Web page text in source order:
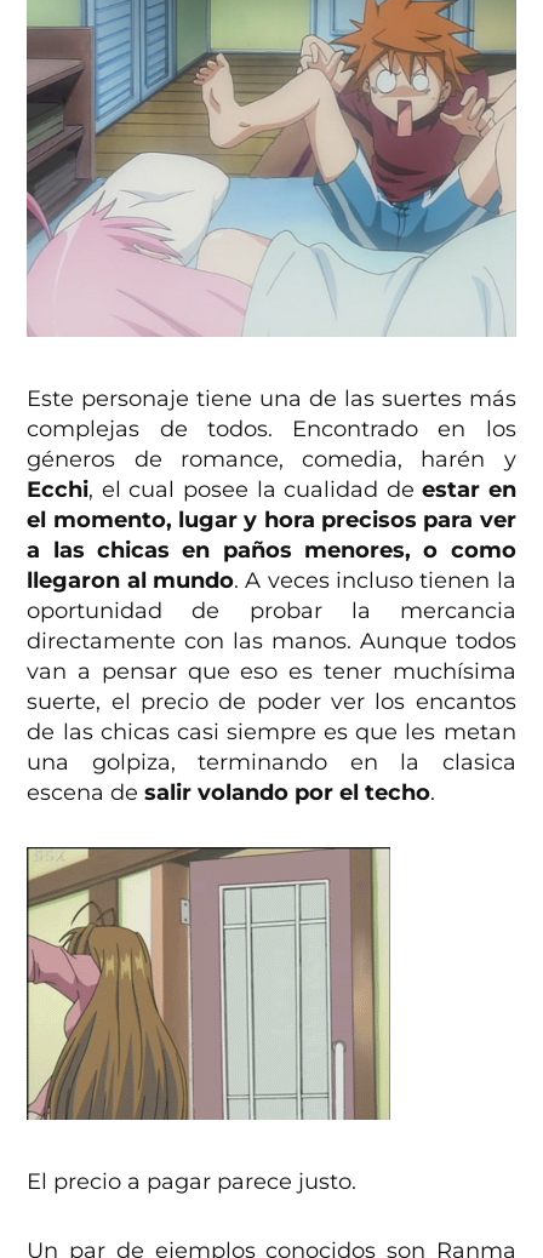
Este personaje tiene una de las suertes más
complejas de todos. Encontrado en los
géneros de romance, comedia, harén y
Ecchi, el cual posee la cualidad deestar en
el momento, lugar y hora precisos para ver
a las chicas en paños menores, o como
llegaron al mundo. A veces incluso tienen la
oportunidad de probar la mercancia
directamente con las manos. Aunque todos
van a pensar que eso es tener muchísima
suerte, el precio de poder ver los encantos
de las chicas casi siempre es que les metan
una golpiza, terminando en la clasica
escena desalir volando por el techo.
El precio a pagar parece justo.
Un par de ejemplos conocidos son Ranma